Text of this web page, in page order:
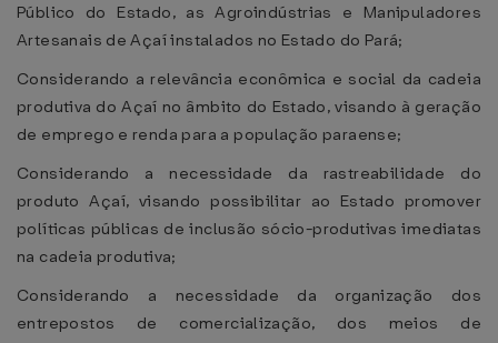
Público do Estado, as Agroindústrias e Manipuladores
Artesanais de Açaí instalados no Estado do Pará;
Considerando a relevância econômica e social da cadeia
produtiva do Açaí no âmbito do Estado, visando à geração
de emprego e renda para a população paraense;
Considerando a necessidade da rastreabilidade do
produto Açaí, visando possibilitar ao Estado promover
políticas públicas de inclusão sócio-produtivas imediatas
na cadeia produtiva;
Considerando a necessidade da organização dos
entrepostos de comercialização, dos meios de